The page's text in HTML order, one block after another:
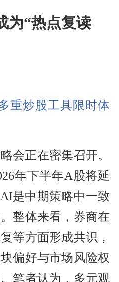
为“热点复读
重炒股工具限时体
会正在密集召开。
年下半年A股将延
是中期策略中一致
整体来看，券商在
等方面形成共识，
偏好与市场风险权
笔者认为，多元观